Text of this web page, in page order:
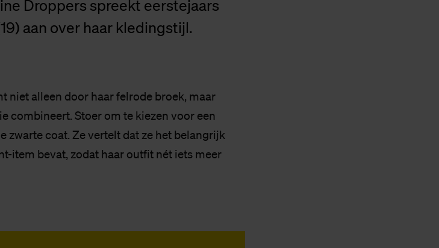
Droppers spreekt eerstejaars
aan over haar kledingstijl.
niet alleen door haar felrode broek, maar
combineert. Stoer om te kiezen voor een
zwarte coat. Ze vertelt dat ze het belangrijk
item bevat, zodat haar outfit nét iets meer